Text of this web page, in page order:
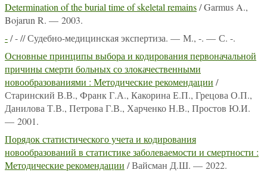
Determination of the burial time of skeletal remains/ Garmus A.,
Bojarun R. — 2003.
-/ - // Судебно-медицинская экспертиза. — М., -. — С. -.
Основные принципы выбора и кодирования первоначальной
причины смерти больных со злокачественными
новообразованиями : Методические рекомендации /
Старинский В.В., Франк Г.А., Какорина Е.П., Грецова О.П.,
Данилова Т.В., Петрова Г.В., Харченко Н.В., Простов Ю.И.
— 2001.
Порядок статистического учета и кодирования
новообразований в статистике заболеваемости и смертности :
Методические рекомендации / Вайсман Д.Ш. — 2022.